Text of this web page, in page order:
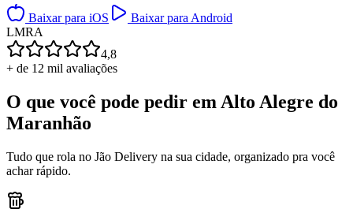
Baixar para iOS
Baixar para Android
LMRA
4,8
+ de 12 mil avaliações
O que você pode pedir emAlto Alegre do
Maranhão
Tudo que rola no Jão Delivery na sua cidade, organizado pra você
achar rápido.